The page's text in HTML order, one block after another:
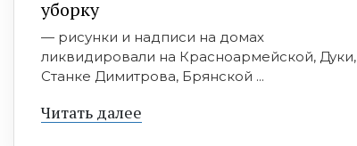
уборку
— рисунки и надписи на домах
ликвидировали на Красноармейской, Дуки,
Станке Димитрова, Брянской ...
Читать далее